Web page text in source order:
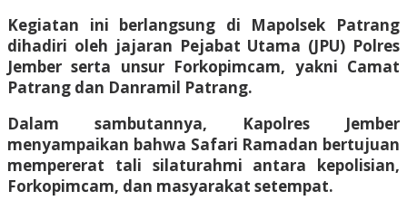
Kegiatan ini berlangsung di Mapolsek Patrang
dihadiri oleh jajaran Pejabat Utama (JPU) Polres
Jember serta unsur Forkopimcam, yakni Camat
Patrang dan Danramil Patrang.
Dalam sambutannya, Kapolres Jember
menyampaikan bahwa Safari Ramadan bertujuan
mempererat tali silaturahmi antara kepolisian,
Forkopimcam, dan masyarakat setempat.